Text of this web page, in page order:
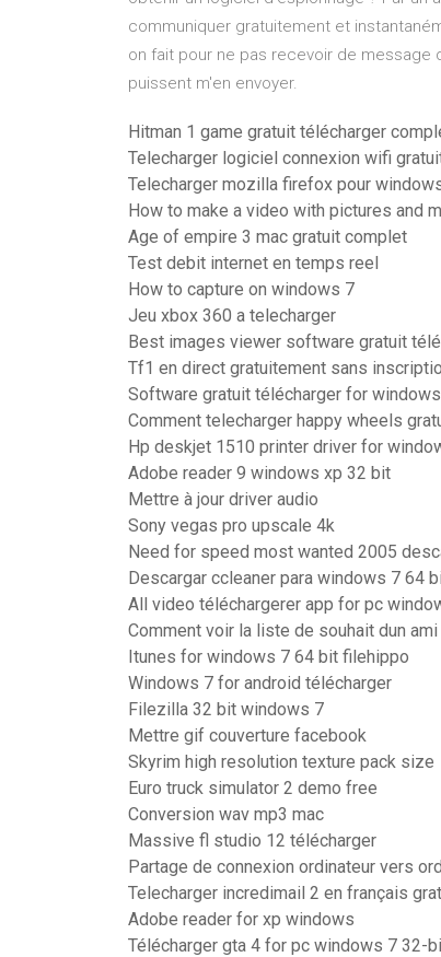
communiquer gratuitement et
on fait pour ne pas recevoir de message
puissent m'en envoyer.
Hitman 1 game gratuit télécharger
Telecharger logiciel connexion wifi
Telecharger mozilla firefox pour
How to make a video with pictures and
Age of empire 3 mac gratuit complet
Test debit internet en temps reel
How to capture on windows 7
Jeu xbox 360 a telecharger
Best images viewer software gratuit
Tf1 en direct gratuitement sans
Software gratuit télécharger for
Comment telecharger happy wheels
Hp deskjet 1510 printer driver for
Adobe reader 9 windows xp 32 bit
Mettre à jour driver audio
Sony vegas pro upscale 4k
Need for speed most wanted 2005
Descargar ccleaner para windows 7 64
All video téléchargerer app for pc
Comment voir la liste de souhait dun
Itunes for windows 7 64 bit filehippo
Windows 7 for android télécharger
Filezilla 32 bit windows 7
Mettre gif couverture facebook
Skyrim high resolution texture pack size
Euro truck simulator 2 demo free
Conversion wav mp3 mac
Massive fl studio 12 télécharger
Partage de connexion ordinateur vers
Telecharger incredimail 2 en français
Adobe reader for xp windows
Télécharger gta 4 for pc windows 7 32-